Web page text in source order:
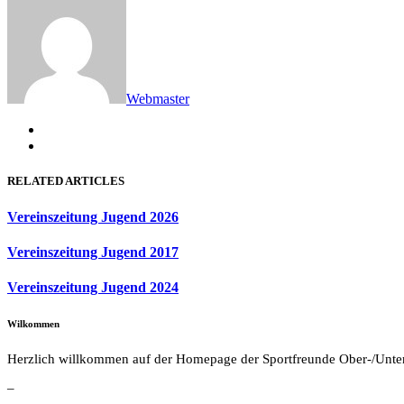
Webmaster
RELATED ARTICLES
Vereinszeitung Jugend 2026
Vereinszeitung Jugend 2017
Vereinszeitung Jugend 2024
Wilkommen
Herzlich willkommen auf der Homepage der Sportfreunde Ober-/
–